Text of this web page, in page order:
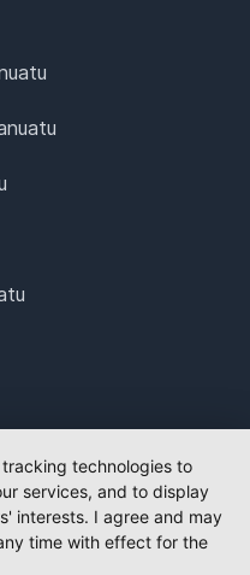
technologies to
services, and to display
interests. I agree and may
time with effect for the